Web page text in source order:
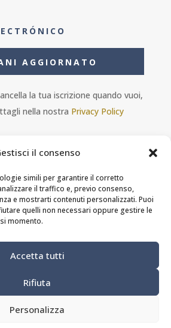
il consenso
simili per garantire il corretto
il traffico e, previo consenso,
e mostrarti contenuti personalizzati. Puoi
quelli non necessari oppure gestire le
momento.
Accetta tutti
Rifiuta
Personalizza
AGGIORNATO
la tua iscrizione quando vuoi,
nella nostra Privacy Policy
- P.IVA 11601460014 - PEC
-Cookie Policy-Termini e
condizioni
preferenze dei cookie